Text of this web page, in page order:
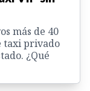
más de 40
taxi privado
¿Qué